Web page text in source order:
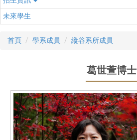
未來學生
首頁 學系成員 縱谷系所成員
葛世萱博士